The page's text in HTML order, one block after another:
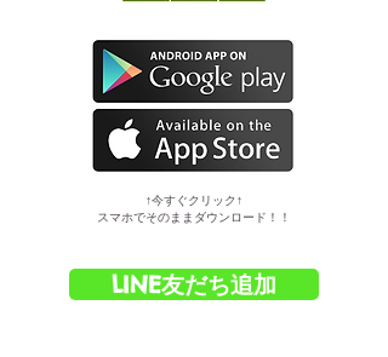
​↑今すぐクリック↑
スマホでそのままダウンロード！！
LINE友だち追加